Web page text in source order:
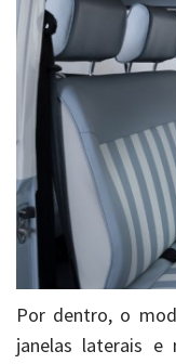
Por dentro, o
janelas laterais e